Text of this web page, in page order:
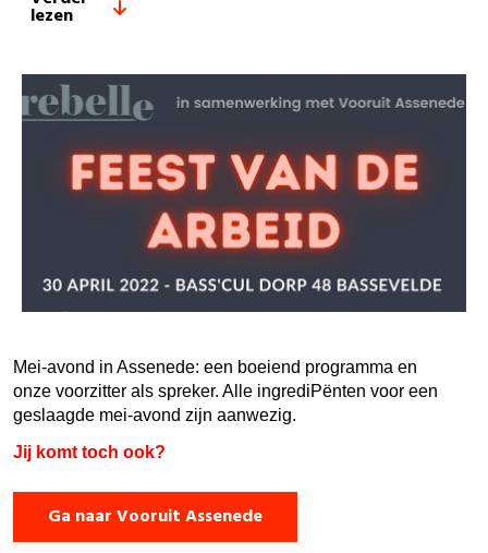
lezen
Mei-avond in Assenede: een boeiend programma en
onze voorzitter als spreker. Alle ingrediPënten voor een
geslaagde mei-avond zijn aanwezig.
Jij komt toch ook?
Ga naar Vooruit Assenede